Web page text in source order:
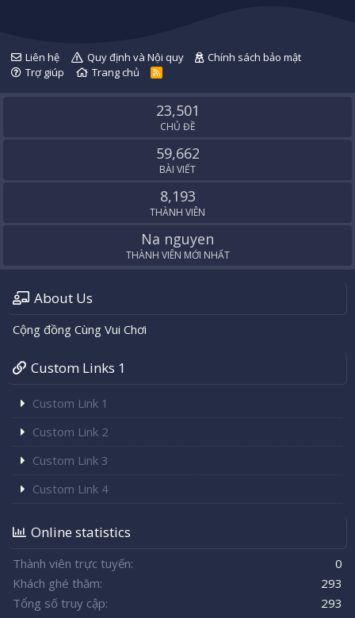
Liên hệ Quy định và Nội quy
Chính sách bảo mật
Trợ giúp
Trang chủ
R
S
23,501
CHỦ ĐỀ
59,662
BÀI VIẾT
8,193
THÀNH VIÊN
Na nguyen
THÀNH VIÊN MỚI NHẤT
About Us
Cộng đồng Cùng Vui Chơi
Custom Links 1
Custom Link 1
Custom Link 2
Custom Link 3
Custom Link 4
Online statistics
Thành viên trực tuyến
0
Khách ghé thăm
293
Tổng số truy cập
293